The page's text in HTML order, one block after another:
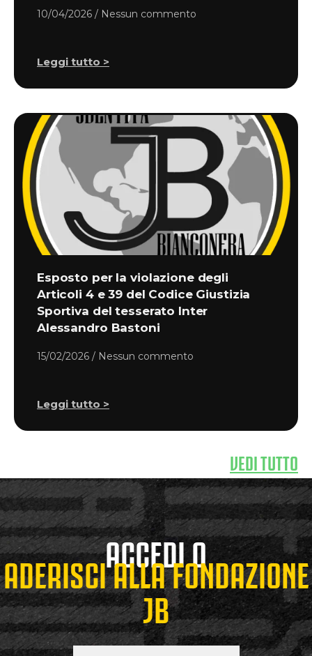
10/04/2026 Nessun commento
Leggi tutto >
Esposto per la violazione degli
Articoli 4 e 39 del Codice Giustizia
Sportiva del tesserato Inter
Alessandro Bastoni
15/02/2026 Nessun commento
Leggi tutto >
VEDI TUTTO
ACCEDI O
ADERISCI ALLA FONDAZIONE
JB